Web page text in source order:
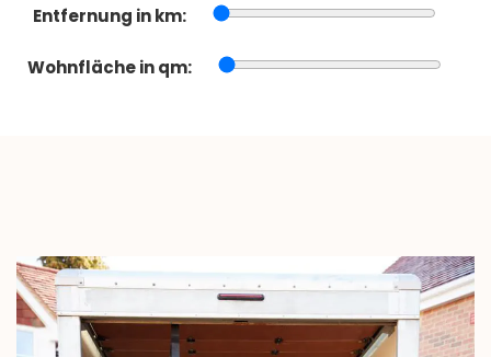
Entfernung in km:
Wohnfläche in qm: